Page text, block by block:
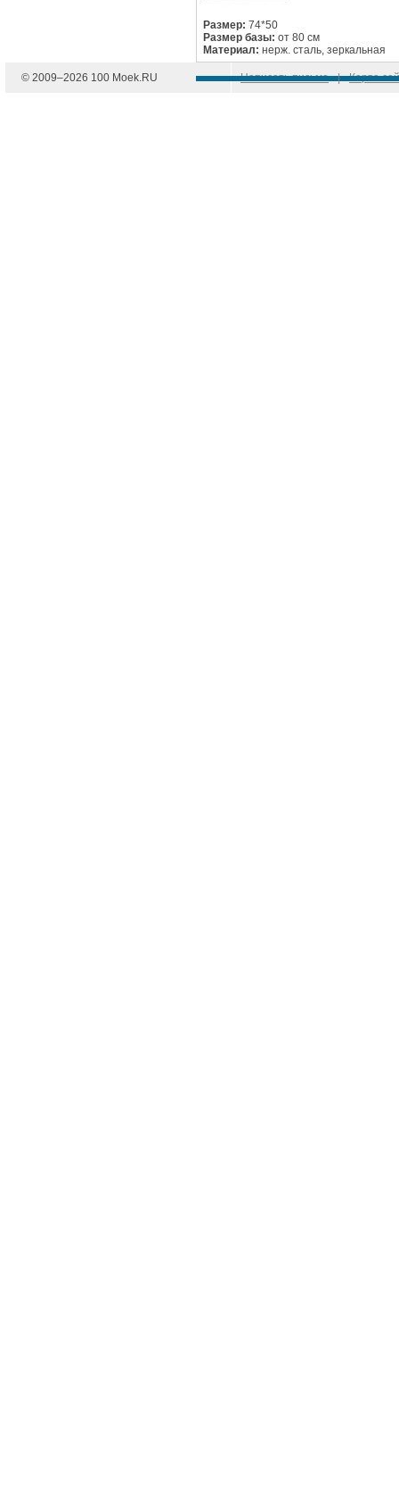
Размер: 74*50
Размер базы: от 80 см
Материал: нерж. сталь, зеркальная
© 2009–2026 100 Moek.RU Написать письмо | Карта